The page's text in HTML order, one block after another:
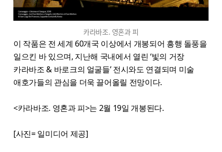
카라바조. 영혼과 피
이 작품은 전 세계 60개국 이상에서 개봉되어 흥행 돌풍을
일으킨 바 있으며, 지난해 국내에서 열린 ‘빛의 거장
카라바조 & 바로크의 얼굴들’ 전시와도 연결되며 미술
애호가들의 관심을 더욱 끌어올릴 전망이다.
<카라바조. 영혼과 피>는 2월 19일 개봉된다.
[사진= 일미디어 제공]